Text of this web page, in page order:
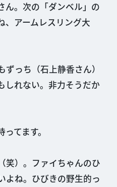
ん。次の「ダンベル」の
、アームレスリング大
っち（石上静香さん）
しれない。非力そうだか
てます。
）。ファイちゃんのひ
よね。ひびきの野生的っ